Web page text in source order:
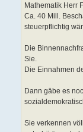
Mathematik Herr
Ca. 40 Mill.
steuerpflichtig
Die
Sie.
Die Einnahmen
Dann gäbe es
Sie verkennen